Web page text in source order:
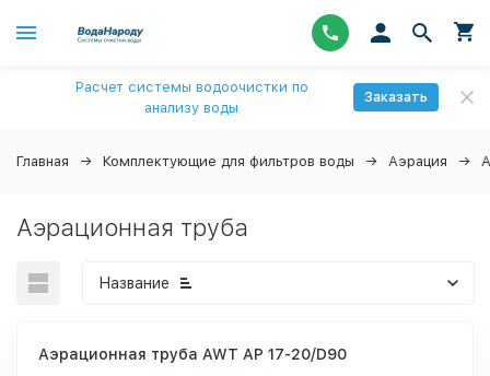
Расчет системы водоочистки по
анализу воды
Заказать
Главная Комплектующие для фильтров воды Аэрация
Аэрационная труба
Название
Аэрационная труба AWT AP 17-20/D90